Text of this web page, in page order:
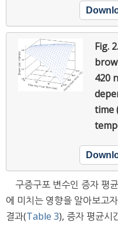
Fig. 2.
420
time
구증구포 변수인 증자 평
에 미치는 영향을 알아보고
결과(Table 3), 증자 평균시